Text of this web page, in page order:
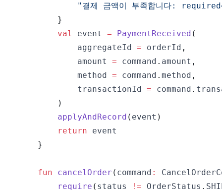
"결제 금액이 부족합니다:
}
val
event = PaymentReceived (
            aggregateId
= orderId ,
            amount
= command . amount ,
            method
= command . method ,
            transactionId
= command .
)
applyAndRecord ( event )
return
}
fun cancelOrder ( command :
require ( status != OrderStatus .